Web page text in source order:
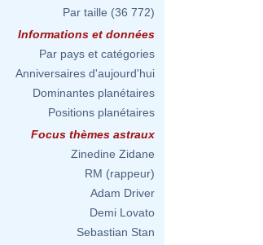
Par taille (36 772)
Informations et données
Par pays et catégories
Anniversaires d'aujourd'hui
Dominantes planétaires
Positions planétaires
Focus thèmes astraux
Zinedine Zidane
RM (rappeur)
Adam Driver
Demi Lovato
Sebastian Stan